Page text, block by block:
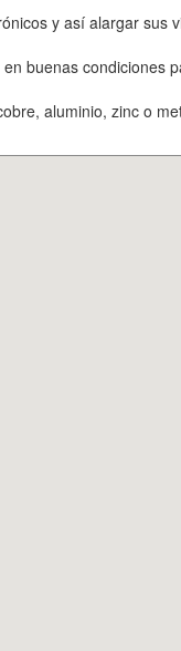
y así alargar sus
buenas condiciones
aluminio, zinc o